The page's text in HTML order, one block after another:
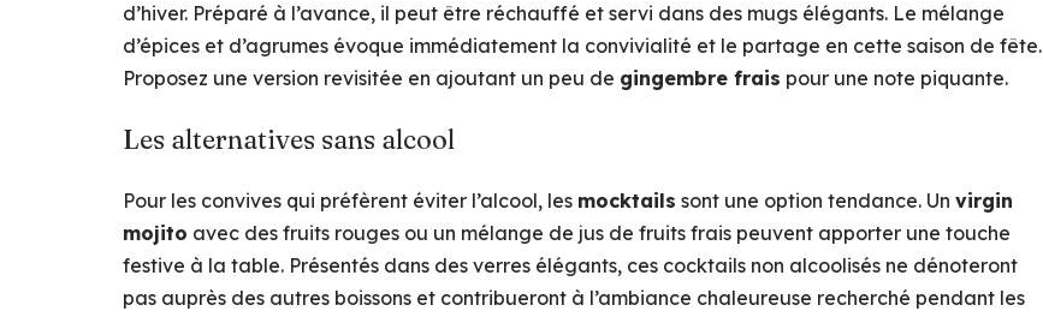
d’hiver. Préparé à l’avance, il peut être réchauffé et servi dans des mugs élégants. Le mélange
d’épices et d’agrumes évoque immédiatement la convivialité et le partage en cette saison de fête.
Proposez une version revisitée en ajoutant un peu de gingembre frais pour une note piquante.
Les alternatives sans alcool
Pour les convives qui préfèrent éviter l’alcool, les mocktails sont une option tendance. Un virgin
mojito avec des fruits rouges ou un mélange de jus de fruits frais peuvent apporter une touche
festive à la table. Présentés dans des verres élégants, ces cocktails non alcoolisés ne dénoteront
pas auprès des autres boissons et contribueront à l’ambiance chaleureuse recherché pendant les